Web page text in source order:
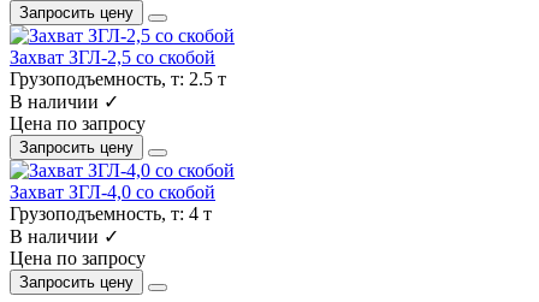
Запросить цену
Захват ЗГЛ-2,5 со скобой
Грузоподъемность, т: 2.5 т
В наличии ✓
Цена по запросу
Запросить цену
Захват ЗГЛ-4,0 со скобой
Грузоподъемность, т: 4 т
В наличии ✓
Цена по запросу
Запросить цену